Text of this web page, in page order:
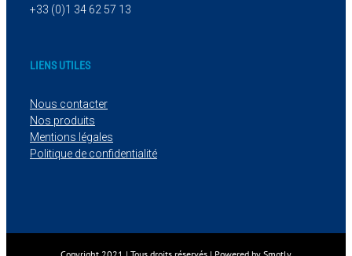
+33 (0)1 34 62 57 13
LIENS UTILES
Nous contacter
Nos produits
Mentions légales
Politique de confidentialité